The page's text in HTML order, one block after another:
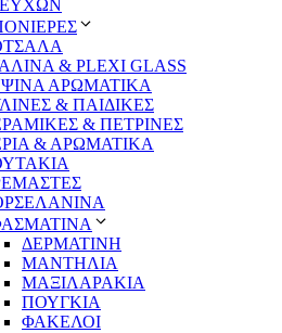
ΕΥΧΩΝ
& PLEXI GLASS
ΑΡΩΜΑΤΙΚΑ
& ΠΑΙΔΙΚΕΣ
& ΠΕΤΡΙΝΕΣ
& ΑΡΩΜΑΤΙΚΑ
ΔΕΡΜΑΤΙΝΗ
ΜΑΝΤΗΛΙΑ
ΜΑΞΙΛΑΡΑΚΙΑ
ΠΟΥΓΚΙΑ
ΦΑΚΕΛΟΙ